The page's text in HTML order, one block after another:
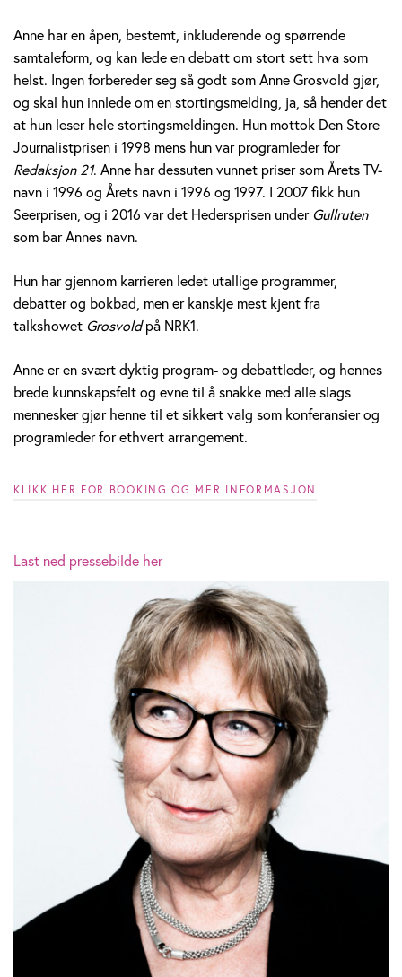
s
v
o
l
d
Anne har en åpen, bestemt, inkluderende og spørrende
samtaleform, og kan lede en debatt om stort sett hva som
helst. Ingen forbereder seg så godt som Anne Grosvold gjør,
og skal hun innlede om en stortingsmelding, ja, så hender det
at hun leser hele stortingsmeldingen. Hun mottok Den Store
Journalistprisen i 1998 mens hun var programleder for
Redaksjon 21. Anne har dessuten vunnet priser som Årets TV-
navn i 1996 og Årets navn i 1996 og 1997. I 2007 fikk hun
Seerprisen, og i 2016 var det Hedersprisen under Gullruten
som bar Annes navn.
Hun har gjennom karrieren ledet utallige programmer,
debatter og bokbad, men er kanskje mest kjent fra
talkshowet Grosvoldpå NRK1.
Anne er en svært dyktig program- og debattleder, og hennes
brede kunnskapsfelt og evne til å snakke med alle slags
mennesker gjør henne til et sikkert valg som konferansier og
programleder for ethvert arrangement.
KLIKK HER FOR BOOKING OG MER INFORMASJON
Last ned pressebilde her